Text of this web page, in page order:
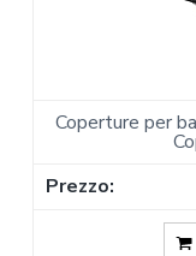
Coperture per